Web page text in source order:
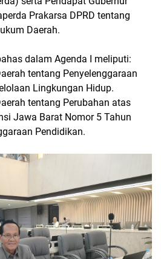
Prakarsa DPRD tentang
Daerah.
dalam Agenda I meliputi:
tentang Penyelenggaraan
Lingkungan Hidup.
tentang Perubahan atas
Jawa Barat Nomor 5 Tahun
Pendidikan.